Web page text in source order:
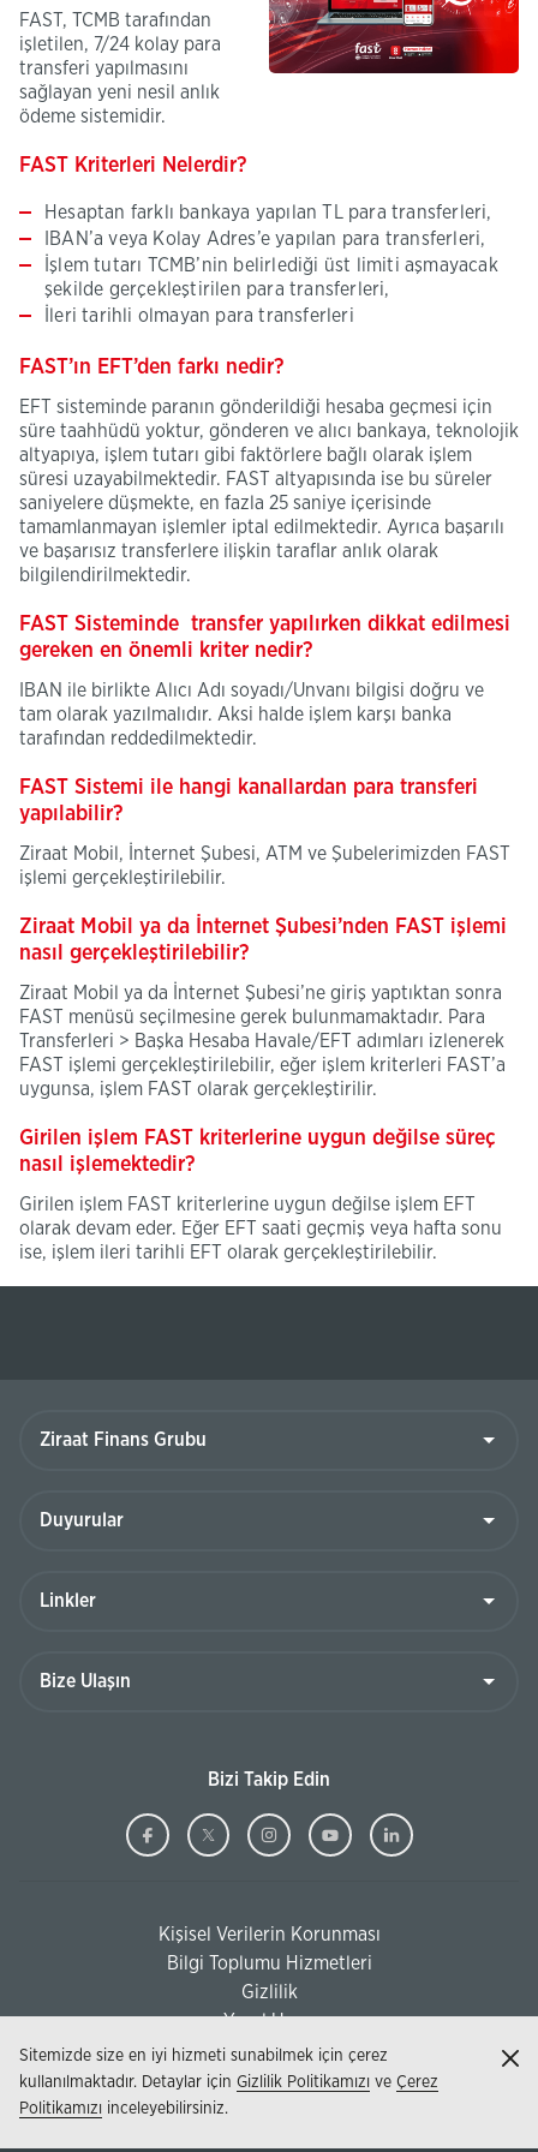
FAST, TCMB tarafından
işletilen, 7/24 kolay para
transferi yapılmasını
sağlayan yeni nesil anlık
ödeme sistemidir.
FAST Kriterleri Nelerdir?
Hesaptan farklı bankaya yapılan TL para transferleri,
IBAN’a veya Kolay Adres’e yapılan para transferleri,
İşlem tutarı TCMB’nin belirlediği üst limiti aşmayacak
şekilde gerçekleştirilen para transferleri,
İleri tarihli olmayan para transferleri
FAST’ın EFT’den farkı nedir?
EFT sisteminde paranın gönderildiği hesaba geçmesi için
süre taahhüdü yoktur, gönderen ve alıcı bankaya, teknolojik
altyapıya, işlem tutarı gibi faktörlere bağlı olarak işlem
süresi uzayabilmektedir. FAST altyapısında ise bu süreler
saniyelere düşmekte, en fazla 25 saniye içerisinde
tamamlanmayan işlemler iptal edilmektedir. Ayrıca başarılı
ve başarısız transferlere ilişkin taraflar anlık olarak
bilgilendirilmektedir.
FAST Sisteminde transfer yapılırken dikkat edilmesi
gereken en önemli kriter nedir?
IBAN ile birlikte Alıcı Adı soyadı/Unvanı bilgisi doğru ve
tam olarak yazılmalıdır. Aksi halde işlem karşı banka
tarafından reddedilmektedir.
FAST Sistemi ile hangi kanallardan para transferi
yapılabilir?
Ziraat Mobil, İnternet Şubesi, ATM ve Şubelerimizden FAST
işlemi gerçekleştirilebilir.
Ziraat Mobil ya da İnternet Şubesi’nden FAST işlemi
nasıl gerçekleştirilebilir?
Ziraat Mobil ya da İnternet Şubesi’ne giriş yaptıktan sonra
FAST menüsü seçilmesine gerek bulunmamaktadır. Para
Transferleri > Başka Hesaba Havale/EFT adımları izlenerek
FAST işlemi gerçekleştirilebilir, eğer işlem kriterleri FAST’a
uygunsa, işlem FAST olarak gerçekleştirilir.
Girilen işlem FAST kriterlerine uygun değilse süreç
nasıl işlemektedir?
Girilen işlem FAST kriterlerine uygun değilse işlem EFT
olarak devam eder. Eğer EFT saati geçmiş veya hafta sonu
ise, işlem ileri tarihli EFT olarak gerçekleştirilebilir.
Grubu
Bizi Takip Edin
Ziraat
(Bu
pencerede
açılacaktır)
Ziraat
(Bu
pencerede
açılacaktır)
Ziraat
(Bu
pencerede
açılacaktır)
Ziraat
(Bu
pencerede
Ziraat
(Bu
Kişisel Verilerin Korunması
(Bu sayfa yeni pencerede açılacaktır)
Bilgi Toplumu Hizmetleri
(Bu sayfa yeni pencerede açılacaktır)
Gizlilik
Yasal Uyarı
Sitemizde size en iyi hizmeti sunabilmek için çerez
kullanılmaktadır. Detaylar için Gizlilik Politikamızı ve Çerez
Politikamızı inceleyebilirsiniz.